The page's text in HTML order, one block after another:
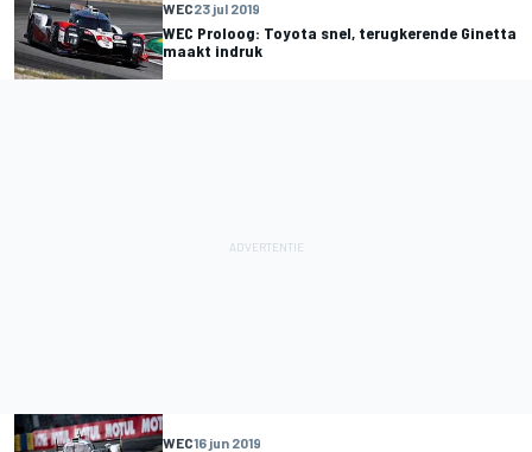
WEC23 jul 2019
WEC Proloog: Toyota snel, terugkerende Ginetta
maakt indruk
WEC16 jun 2019